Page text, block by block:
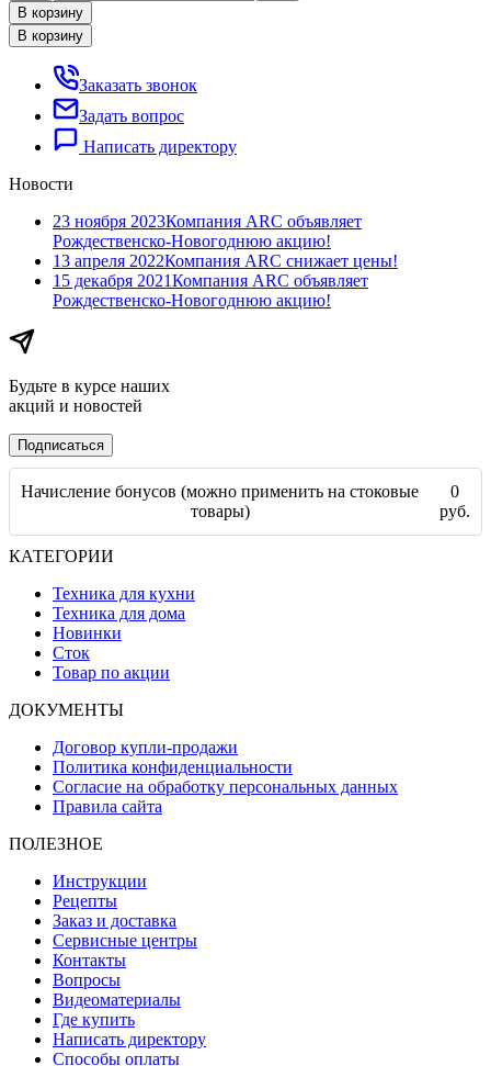
В корзину
В корзину
Заказать звонок
Задать вопрос
Написать директору
Новости
23 ноября 2023Компания ARC объявляет
Рождественско-Новогоднюю акцию!
13 апреля 2022Компания ARC​ снижает цены!
15 декабря 2021Компания ARC объявляет
Рождественско-Новогоднюю акцию!
Будьте в курсе наших
акций и новостей
Подписаться
Начисление бонусов (можно применить на стоковые
товары)
0
руб.
КАТЕГОРИИ
Техника для кухни
Техника для дома
Новинки
Сток
Товар по акции
ДОКУМЕНТЫ
Договор купли-продажи
Политика конфиденциальности
Согласие на обработку персональных данных
Правила сайта
ПОЛЕЗНОЕ
Инструкции
Рецепты
Заказ и доставка
Сервисные центры
Контакты
Вопросы
Видеоматериалы
Где купить
Написать директору
Способы оплаты